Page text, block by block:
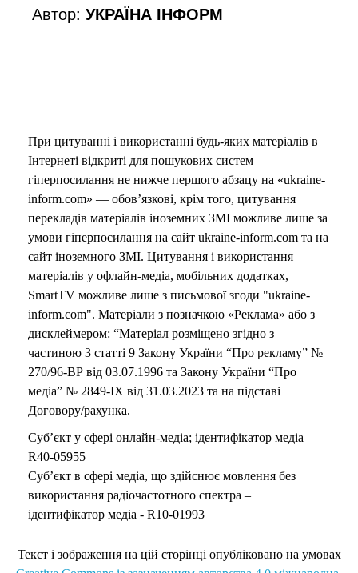
Автор:УКРАЇНА ІНФОРМ
При цитуванні і використанні будь-яких матеріалів в
Інтернеті відкриті для пошукових систем
гіперпосилання не нижче першого абзацу на «ukraine-
inform.com» — обов’язкові, крім того, цитування
перекладів матеріалів іноземних ЗМІ можливе лише за
умови гіперпосилання на сайт ukraine-inform.com та на
сайт іноземного ЗМІ. Цитування і використання
матеріалів у офлайн-медіа, мобільних додатках,
SmartTV можливе лише з письмової згоди "ukraine-
inform.com". Матеріали з позначкою «Реклама» або з
дисклеймером: “Матеріал розміщено згідно з
частиною 3 статті 9 Закону України “Про рекламу” №
270/96-ВР від 03.07.1996 та Закону України “Про
медіа” № 2849-IX від 31.03.2023 та на підставі
Договору/рахунка.
Суб’єкт у сфері онлайн-медіа; ідентифікатор медіа –
R40-05955
Суб’єкт в сфері медіа, що здійснює мовлення без
використання радіочастотного спектра –
ідентифікатор медіа - R10-01993
Текст і зображення на цій сторінці опубліковано на умовах